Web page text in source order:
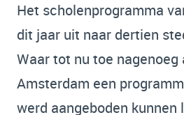
Het scholenprogramma
dit jaar uit naar dertien
Waar tot nu toe nagenoeg
Amsterdam een
werd aangeboden kunnen